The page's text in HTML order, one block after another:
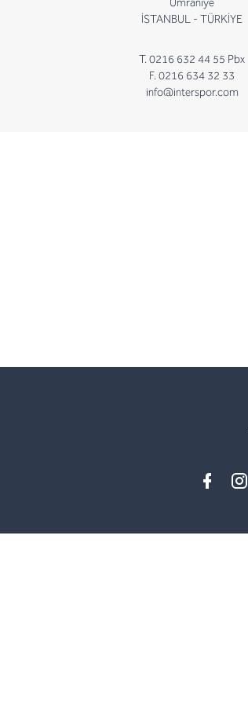
İSTANBUL - TÜRKİYE
T. 0216 632 44 55 Pbx
F. 0216 634 32 33
info@interspor.com